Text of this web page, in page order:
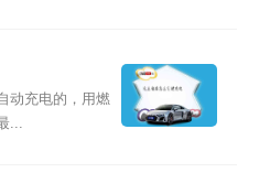
动充电的，用燃
...